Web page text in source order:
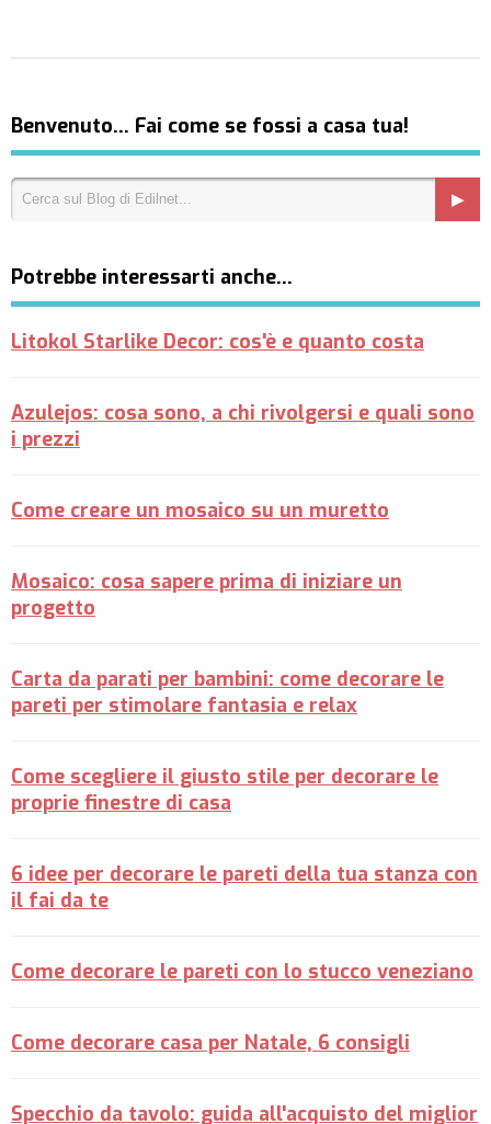
Benvenuto… Fai come se fossi a casa tua!
Potrebbe interessarti anche…
Litokol Starlike Decor: cos'è e quanto costa
Azulejos: cosa sono, a chi rivolgersi e quali sono
i prezzi
Come creare un mosaico su un muretto
Mosaico: cosa sapere prima di iniziare un
progetto
Carta da parati per bambini: come decorare le
pareti per stimolare fantasia e relax
Come scegliere il giusto stile per decorare le
proprie finestre di casa
6 idee per decorare le pareti della tua stanza con
il fai da te
Come decorare le pareti con lo stucco veneziano
Come decorare casa per Natale, 6 consigli
Specchio da tavolo: guida all'acquisto del miglior